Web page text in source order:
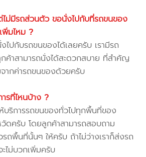
ม่มีรถส่วนตัว ขอนั่งไปกับที่รถขนของ
พิ่มไหม ?
ไปกับรถขนของได้เลยครับ เรามีรถ
กค้าสามารถนั่งได้สะดวกสบาย ที่สำคัญ
จากค่ารถขนของด้วยครับ
รที่ไหนบ้าง ?
ห้บริการรถขนของทั่วไปทุกพื้นที่ของ
ดครับ โดยลูกค้าสามารถสอบถาม
รถพื้นที่นั้นๆ ให้ครับ ถ้าไม่ว่างเราก็ส่งรถ
ไม่บวกเพิ่มครับ